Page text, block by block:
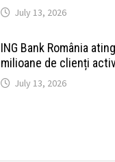
July 13, 2026
ING Bank România
milioane de clienți
July 13, 2026